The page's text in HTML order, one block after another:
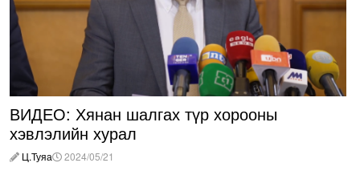
ВИДЕО: Хянан шалгах түр хорооны
хэвлэлийн хурал
Ц.Туяа
2024/05/21